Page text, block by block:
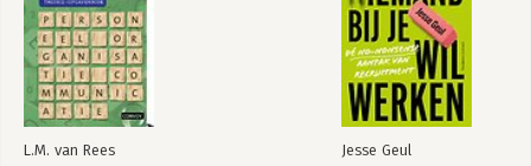
L.M. van Rees Jesse Geul